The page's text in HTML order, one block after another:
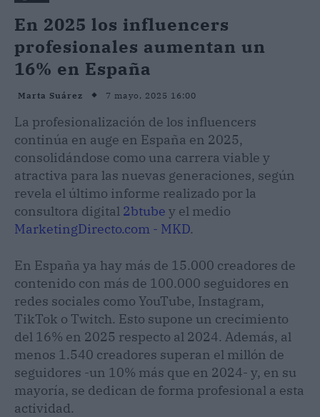
En 2025 los influencers
profesionales aumentan un
16% en España
Marta Suárez 7 mayo, 2025 16:00
La profesionalización de los influencers
continúa en auge en España en 2025,
consolidándose como una carrera viable y
atractiva para las nuevas generaciones, según
revela el último informe realizado por la
consultora digital 2btube y el medio
MarketingDirecto.com - MKD.
En España ya hay más de 15.000 creadores de
contenido con más de 100.000 seguidores en
redes sociales como YouTube, Instagram,
TikTok o Twitch. Esto supone un crecimiento
del 16% en 2025 respecto al 2024. Además, al
menos 1.540 creadores superan el millón de
seguidores -un 10% más que en 2024- y, en su
mayoría, se dedican de forma profesional a esta
actividad.